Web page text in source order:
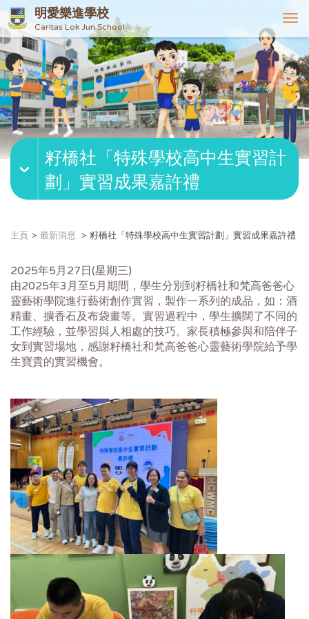
明愛樂進學校
Caritas Lok Jun School
T
o
g
g
l
e
n
v
o
籽橋社「特殊學校高中生實習計
劃」實習成果嘉許禮
主頁 最新消息 籽橋社「特殊學校高中生實習計劃」實習成果嘉許禮
2025年5月27日(星期三)
由2025年3月至5月期間，學生分別到籽橋社和梵高爸爸心
靈藝術學院進行藝術創作實習，製作一系列的成品，如：酒
精畫、擴香石及布袋畫等。實習過程中，學生擴闊了不同的
工作經驗，並學習與人相處的技巧。家長積極參與和陪伴子
女到實習場地，感謝籽橋社和梵高爸爸心靈藝術學院給予學
生寶貴的實習機會。